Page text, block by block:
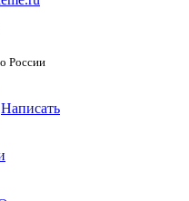
России
Написать